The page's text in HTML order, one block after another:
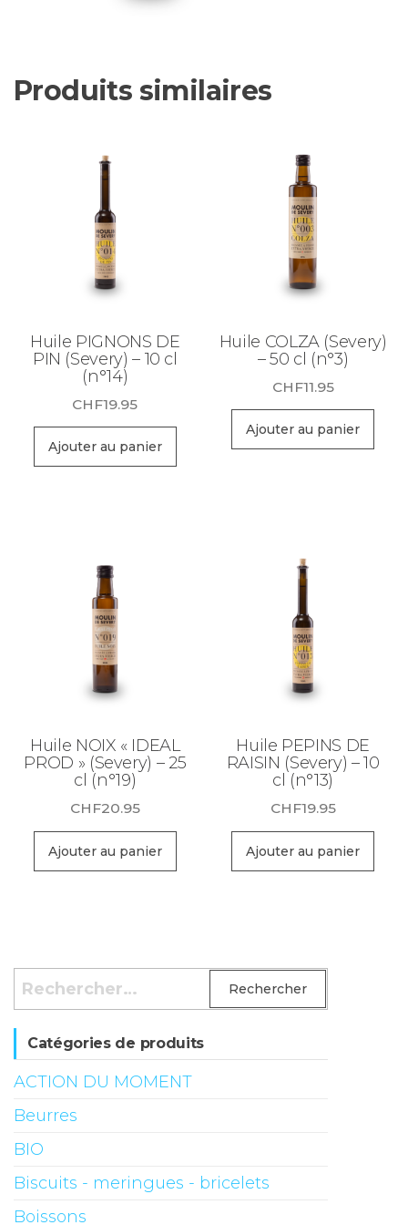
Produits similaires
Huile PIGNONS DE
PIN (Severy) – 10 cl
(n°14)
CHF19.95
Ajouter au panier
Huile COLZA (Severy)
– 50 cl (n°3)
CHF11.95
Ajouter au panier
Huile NOIX « IDEAL
PROD » (Severy) – 25
cl (n°19)
CHF20.95
Ajouter au panier
Huile PEPINS DE
RAISIN (Severy) – 10
cl (n°13)
CHF19.95
Ajouter au panier
Rechercher :
Catégories de produits
ACTION DU MOMENT
Beurres
BIO
Biscuits - meringues - bricelets
Boissons